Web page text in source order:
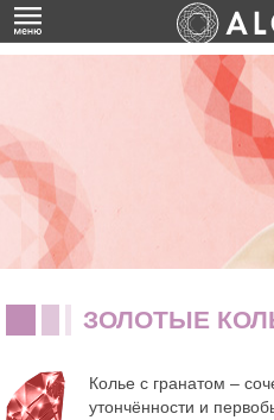
ЗОЛОТЫЕ
Колье с гранатом –
утончённости и